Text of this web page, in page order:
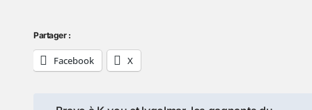
Partager :
Facebook X